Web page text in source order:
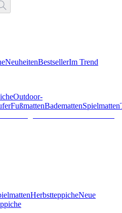
NeuheitenBestsellerIm Trend
Outdoor-
FußmattenBademattenSpielmatten
HerbstteppicheNeue